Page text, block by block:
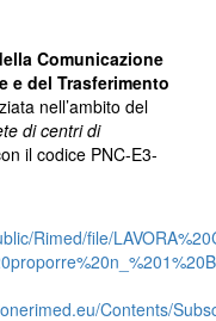
Comunicazione
e del Trasferimento
nell’ambito del
di centri di
il codice PNC-E3-
Rimed/file/
Contents/